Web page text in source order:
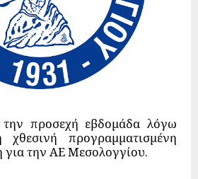
την προσεχή εβδομάδα λόγω
προγραμματισμένη
για την ΑΕ Μεσολογγίου.